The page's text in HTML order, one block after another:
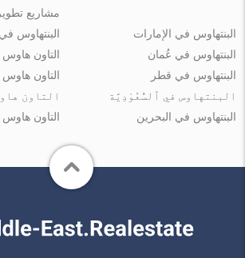
مشاريع
البنتهاوس في الإمارات
البنتهاوس في عُمان
البنتهاوس في قطر
البنتهاوس في ٱلسُّعُوْدِيَّة
البنتهاوس في البحرين
البنتهاوس
التاون
التاون
التاون
التاون